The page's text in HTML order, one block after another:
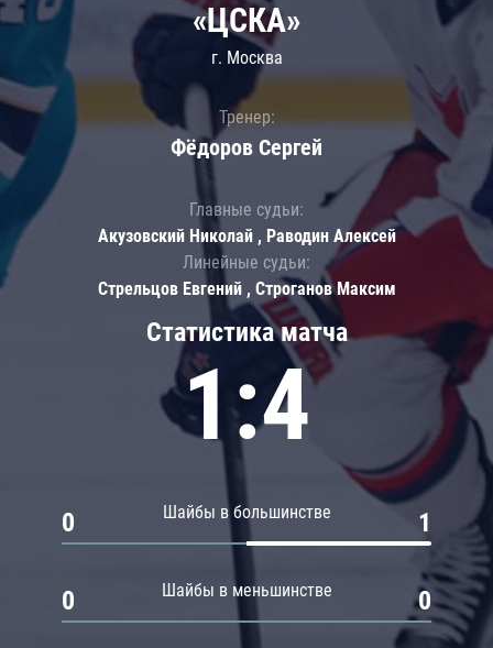
Статистика матча
1:4
Шайбы в большинстве
0 1
Шайбы в меньшинстве
0 0
«ЦСКА»
г. Москва
Тренер:
Фёдоров Сергей
Главные судьи:
Акузовский Николай , Раводин Алексей
Линейные судьи:
Стрельцов Евгений , Строганов Максим